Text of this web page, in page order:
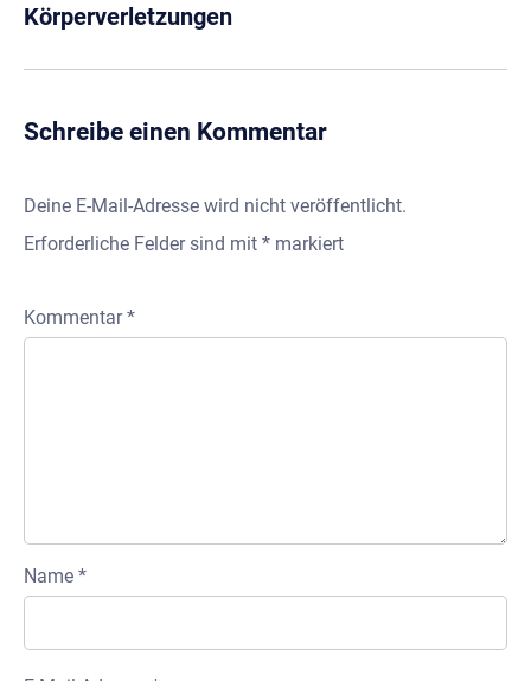
Körperverletzungen
Schreibe einen Kommentar
Deine E-Mail-Adresse wird nicht veröffentlicht.
Erforderliche Felder sind mit * markiert
Kommentar*
Name *